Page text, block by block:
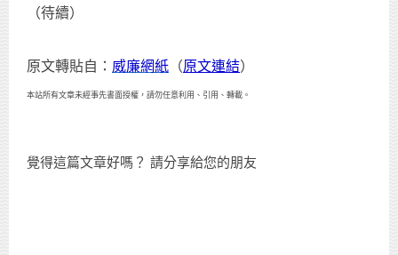
（待續）
原文轉貼自： 威廉網紙 （原文連結）
本站所有文章未經事先書面授權，請勿任意利用、引用、轉載。
覺得這篇文章好嗎？ 請分享給您的朋友